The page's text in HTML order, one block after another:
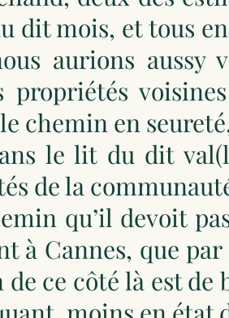
dit mois, et tous
aurions aussy
propriétés
chemin en
le lit du dit
de la
qu’il devoit
à Cannes, que
ce côté là est de